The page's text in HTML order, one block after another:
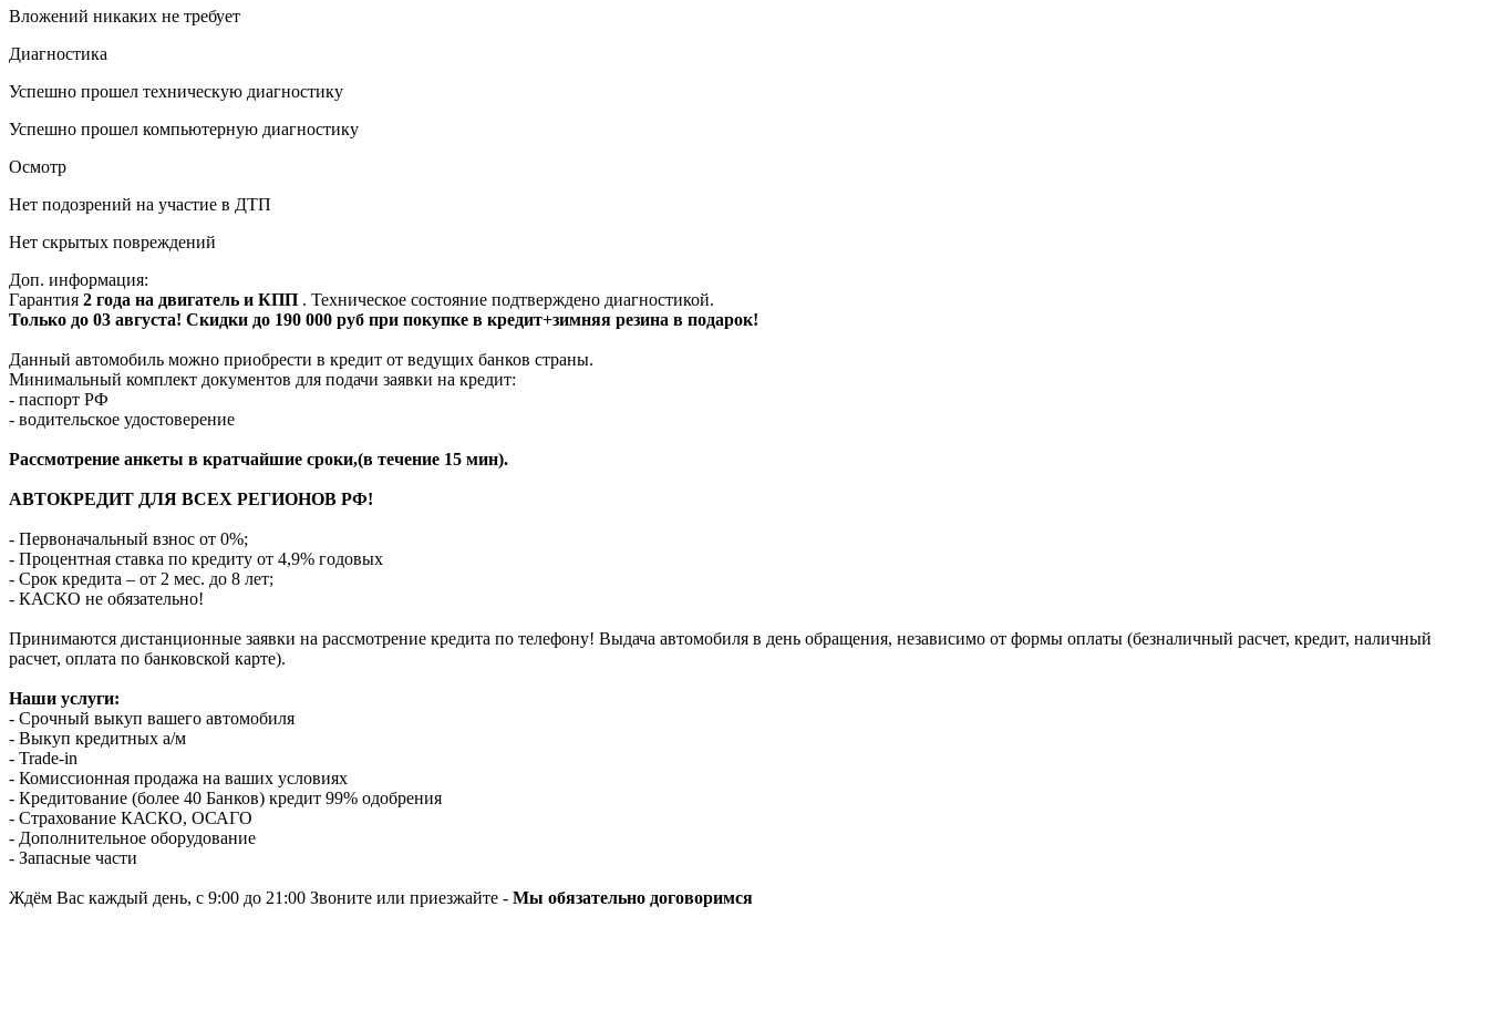
Вложений никаких не требует
Диагностика
Успешно прошел техническую диагностику
Успешно прошел компьютерную диагностику
Осмотр
Нет подозрений на участие в ДТП
Нет скрытых повреждений
Доп. информация:
Гарантия 2 года на двигатель и КПП . Техническое состояние подтверждено диагностикой.
Только до 03 августа! Скидки до 190 000 руб при покупке в кредит+зимняя резина в подарок!
Данный автомобиль можно приобрести в кредит от ведущих банков страны.
Минимальный комплект документов для подачи заявки на кредит:
- паспорт РФ
- водительское удостоверение
Рассмотрение анкеты в кратчайшие сроки,(в течение 15 мин).
АВТОКРЕДИТ ДЛЯ ВСЕХ РЕГИОНОВ РФ!
- Первоначальный взнос от 0%;
- Процентная ставка по кредиту от 4,9% годовых
- Срок кредита – от 2 мес. до 8 лет;
- КАСКО не обязательно!
Принимаются дистанционные заявки на рассмотрение кредита по телефону! Выдача автомобиля в день обращения, независимо от формы оплаты (безналичный расчет, кредит, наличный
расчет, оплата по банковской карте).
Наши услуги:
- Срочный выкуп вашего автомобиля
- Выкуп кредитных а/м
- Trade-in
- Комиссионная продажа на ваших условиях
- Кредитование (более 40 Банков) кредит 99% одобрения
- Страхование КАСКО, ОСАГО
- Дополнительное оборудование
- Запасные части
Ждём Вас каждый день, с 9:00 до 21:00 Звоните или приезжайте - Мы обязательно договоримся